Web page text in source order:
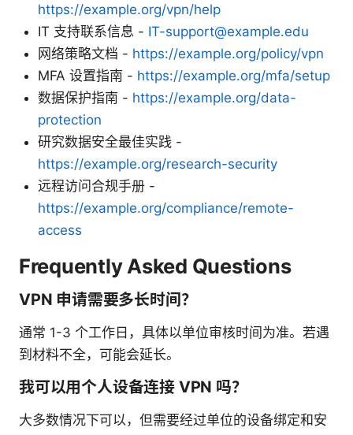
https://example.org/vpn/help
IT 支持联系信息 - IT-support@example.edu
网络策略文档 - https://example.org/policy/vpn
MFA 设置指南 - https://example.org/mfa/setup
数据保护指南 - https://example.org/data-
protection
研究数据安全最佳实践 -
https://example.org/research-security
远程访问合规手册 -
https://example.org/compliance/remote-
access
Frequently Asked Questions
VPN 申请需要多长时间？
通常 1-3 个工作日，具体以单位审核时间为准。若遇
到材料不全，可能会延长。
我可以用个人设备连接 VPN 吗？
大多数情况下可以，但需要经过单位的设备绑定和安